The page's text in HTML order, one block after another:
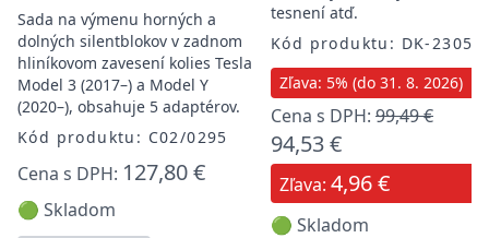
Sada na výmenu horných a
dolných silentblokov v zadnom
hliníkovom zavesení kolies Tesla
Model 3 (2017–) a Model Y
(2020–), obsahuje 5 adaptérov.
Kód produktu: C02/0295
Cena s DPH: 127,80 €
🟢 Skladom
tesnení atď.
Kód produktu: DK-
Zľava: 5% (do 31. 8. 2026)
Cena s DPH: 99,49 €
94,53 €
Zľava: 4,96 €
🟢 Skladom